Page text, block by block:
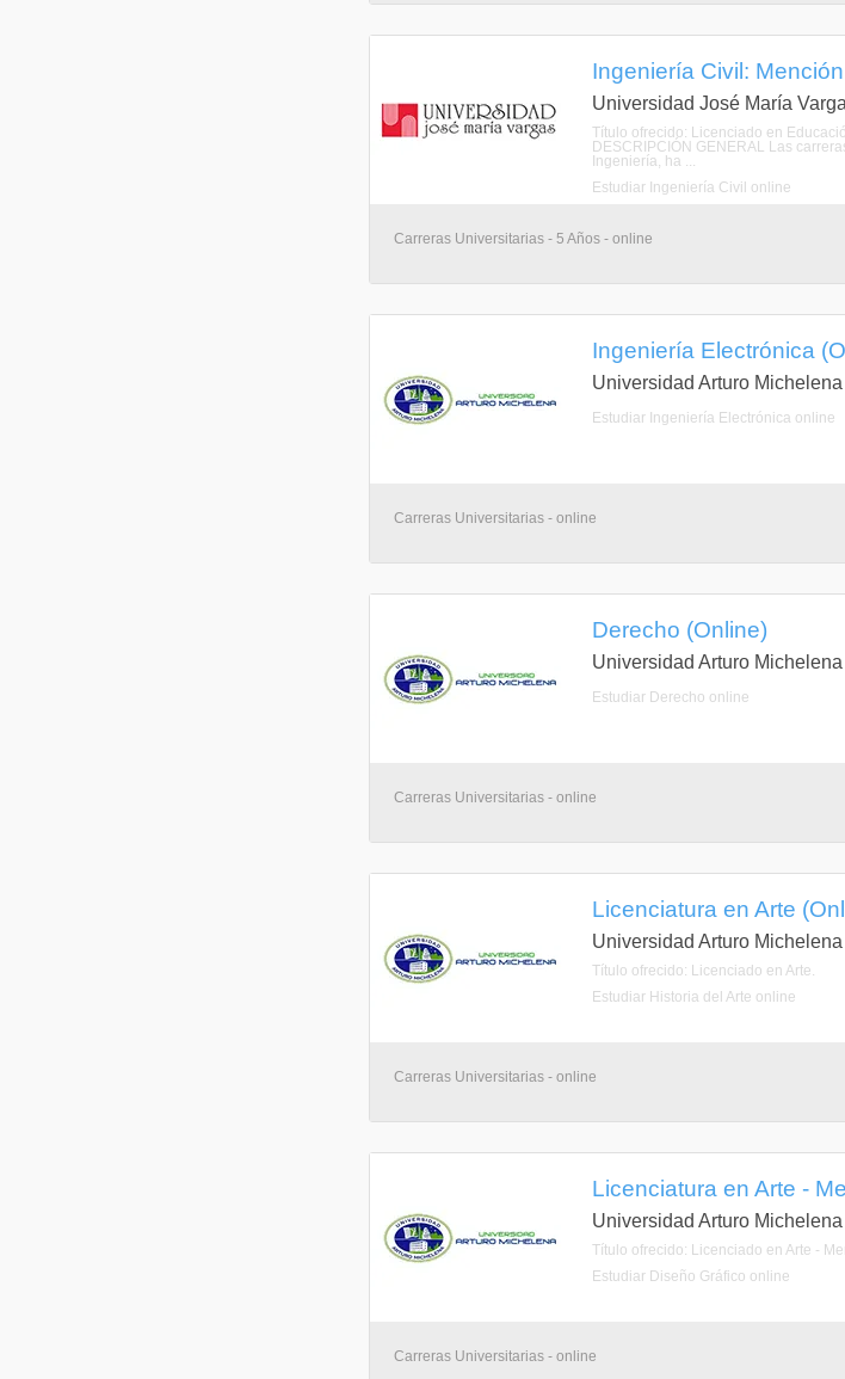
Ingeniería Civil:
Universidad José María
Título ofrecido: Licenciado en
DESCRIPCIÓN GENERAL Las
Ingeniería, ha ...
Estudiar Ingeniería Civil online
Carreras Universitarias - 5 Años - online
Ingeniería Electrónica
Universidad Arturo Michelena
Estudiar Ingeniería Electrónica online
Carreras Universitarias - online
Derecho (Online)
Universidad Arturo Michelena
Estudiar Derecho online
Carreras Universitarias - online
Licenciatura en Arte
Universidad Arturo Michelena
Título ofrecido: Licenciado en Arte.
Estudiar Historia del Arte online
Carreras Universitarias - online
Licenciatura en Arte -
Universidad Arturo Michelena
Título ofrecido: Licenciado en Arte -
Estudiar Diseño Gráfico online
Carreras Universitarias - online